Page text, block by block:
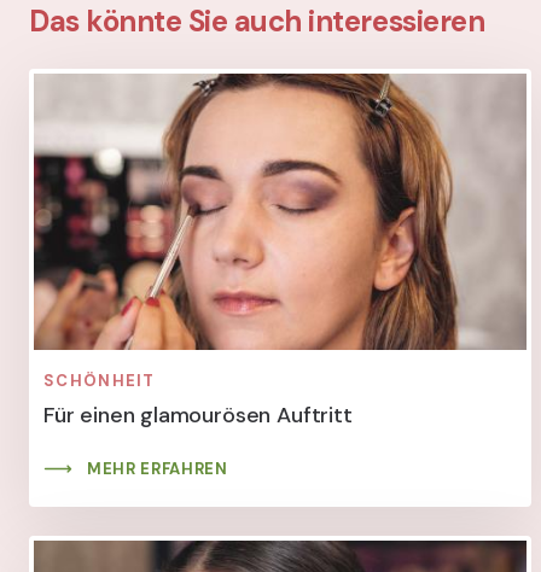
Das könnte Sie auch interessieren
SCHÖNHEIT
Für einen glamourösen Auftritt
MEHR ERFAHREN